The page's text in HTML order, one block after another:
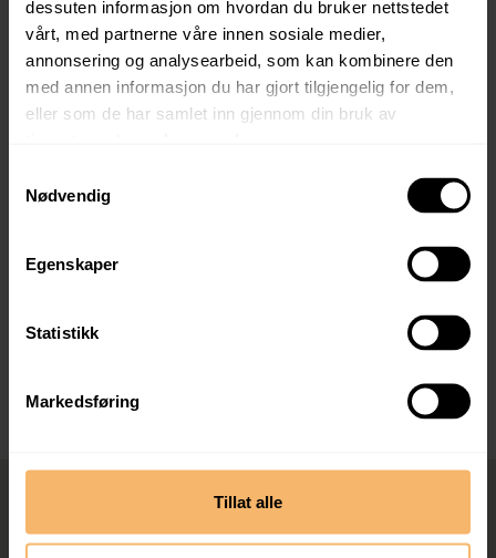
dessuten informasjon om hvordan du bruker nettstedet
vårt, med partnerne våre innen sosiale medier,
annonsering og analysearbeid, som kan kombinere den
med annen informasjon du har gjort tilgjengelig for dem,
eller som de har samlet inn gjennom din bruk av
Nødvendig
Egenskaper
Statistikk
Markedsføring
Tillat alle
Siste del av utbyggingen på Høiegården er i gang, og vi
kan tilby en behagelig hverdag i splitter ny bolig – i et
helt nytt nabolag i populære Skåredalen!